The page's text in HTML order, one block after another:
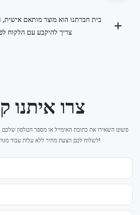
בית חברתנו הוא מוצר מותאם אישית,
צריך להיקבע עם הלקוח
צרו איתנו
פשוט השאירו את כתובת האימייל או מספר הטלפון שלכם
לשלוח לכם הצעת מחיר ללא עלות עבור מגוון רחב של עיצובים!